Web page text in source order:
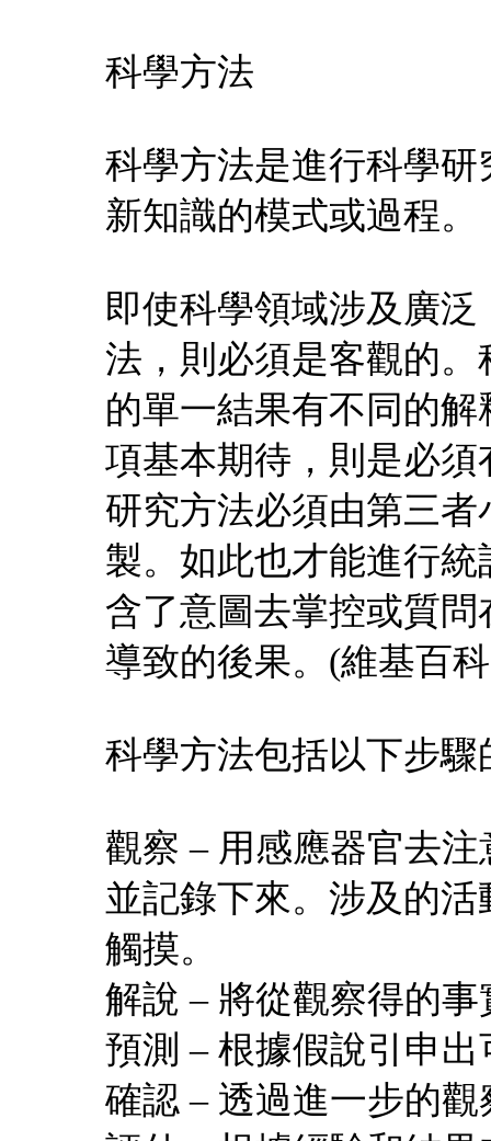
科學方法
科學方法是進行科學
新知識的模式或過程。
即使科學領域涉及廣
法，則必須是客觀的
的單一結果有不同的
項基本期待，則是必
研究方法必須由第三
製。如此也才能進行
含了意圖去掌控或質
導致的後果。(維基百
科學方法包括以下步驟
觀察 – 用感應器官去
並記錄下來。涉及的
觸摸。
解說 – 將從觀察得的
預測 – 根據假說引申
確認 – 透過進一步的